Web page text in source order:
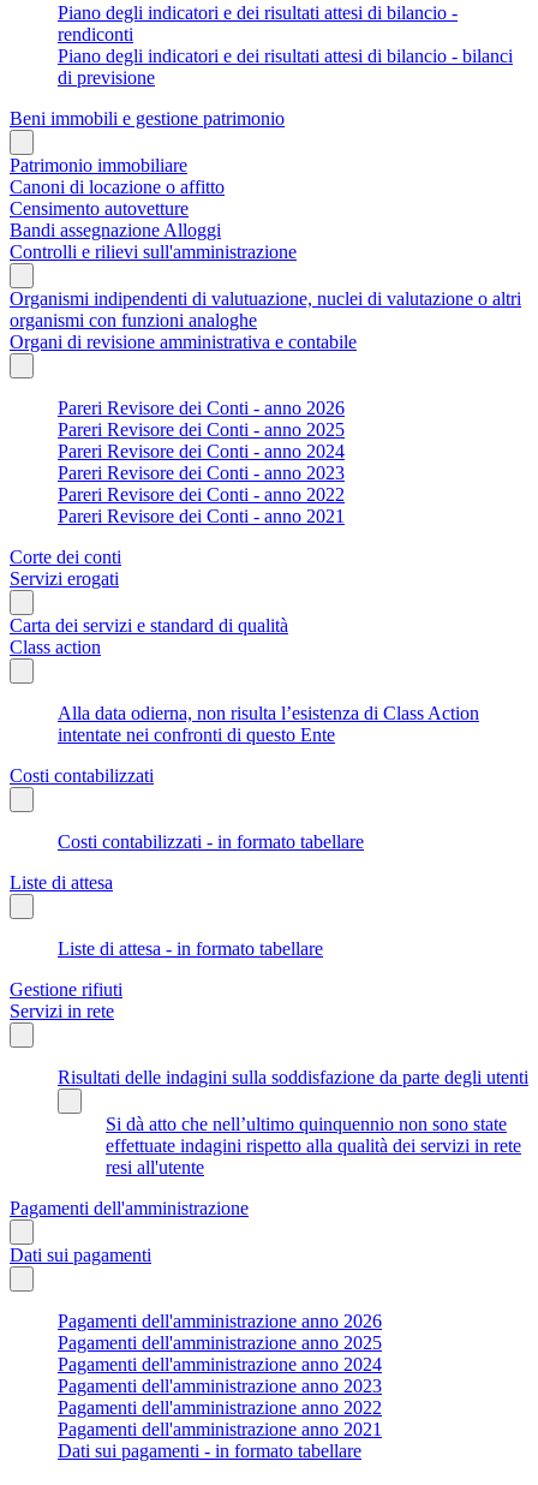
Piano degli indicatori e dei risultati attesi di bilancio -
rendiconti
Piano degli indicatori e dei risultati attesi di bilancio - bilanci
di previsione
Beni immobili e gestione patrimonio
Patrimonio immobiliare
Canoni di locazione o affitto
Censimento autovetture
Bandi assegnazione Alloggi
Controlli e rilievi sull'amministrazione
Organismi indipendenti di valutuazione, nuclei di valutazione o altri
organismi con funzioni analoghe
Organi di revisione amministrativa e contabile
Pareri Revisore dei Conti - anno 2026
Pareri Revisore dei Conti - anno 2025
Pareri Revisore dei Conti - anno 2024
Pareri Revisore dei Conti - anno 2023
Pareri Revisore dei Conti - anno 2022
Pareri Revisore dei Conti - anno 2021
Corte dei conti
Servizi erogati
Carta dei servizi e standard di qualità
Class action
Alla data odierna, non risulta l’esistenza di Class Action
intentate nei confronti di questo Ente
Costi contabilizzati
Costi contabilizzati - in formato tabellare
Liste di attesa
Liste di attesa - in formato tabellare
Gestione rifiuti
Servizi in rete
Risultati delle indagini sulla soddisfazione da parte degli utenti
Si dà atto che nell’ultimo quinquennio non sono state
effettuate indagini rispetto alla qualità dei servizi in rete
resi all'utente
Pagamenti dell'amministrazione
Dati sui pagamenti
Pagamenti dell'amministrazione anno 2026
Pagamenti dell'amministrazione anno 2025
Pagamenti dell'amministrazione anno 2024
Pagamenti dell'amministrazione anno 2023
Pagamenti dell'amministrazione anno 2022
Pagamenti dell'amministrazione anno 2021
Dati sui pagamenti - in formato tabellare